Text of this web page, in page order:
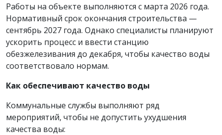
Работы на объекте выполняются с марта 2026 года.
Нормативный срок окончания строительства —
сентябрь 2027 года. Однако специалисты планируют
ускорить процесс и ввести станцию
обезжелезивания до декабря, чтобы качество воды
соответствовало нормам.
Как обеспечивают качество воды
Коммунальные службы выполняют ряд
мероприятий, чтобы не допустить ухудшения
качества воды: